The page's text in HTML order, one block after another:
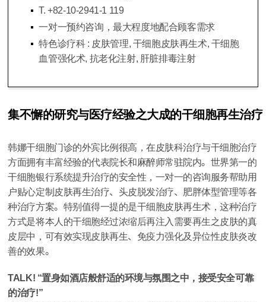
T. +82-10-2941-1 119
一对一预约咨询，最大程度地配合顾客需求
特色诊疗科 : 皮肤管理, 干细胞皮肤再生术, 干细胞
血管强化术, 抗老化注射, 肝脏排毒注射
集不懈的研究与医疗经验之大成的干细胞再生治疗
韩娜干细胞门诊的外宾比例很高，在皮肤科治疗与干细胞治疗
方面拥有丰富经验的代表院长和麻醉师常驻院内。世界第一的
干细胞银行系统提升治疗的安全性，一对一的咨询服务帮助用
户贴心定制皮肤再生治疗、头皮脱发治疗、肥胖体型管理等各
种治疗方案。特别值得一提的是干细胞皮肤再生术，这种治疗
方式是将本人的干细胞经过浓缩后再注入需要再生之皮肤的真
皮层中，可有效实现皮肤再生、免疫力强化及异位性皮肤炎改
善的效果。
TALK! “置身如酒店般舒适的环境与氛围之中，接受安全可靠
的治疗!”